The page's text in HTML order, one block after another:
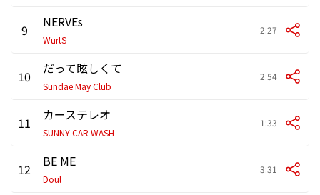
9 NERVEs
WurtS
2:27
10 だって眩しくて
Sundae May Club
2:54
11 カーステレオ
SUNNY CAR WASH
1:33
12 BE ME
Doul
3:31